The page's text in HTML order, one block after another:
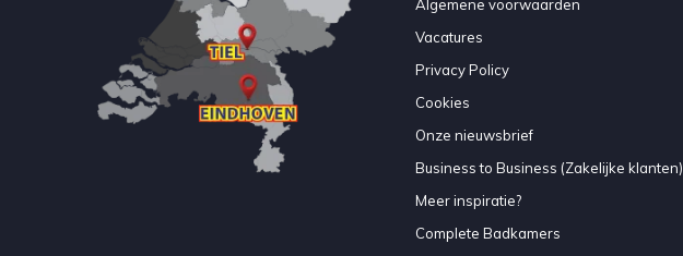
Algemene voorwaarden
Vacatures
Privacy Policy
Cookies
Onze nieuwsbrief
Business to Business (Zakelijke klanten)
Meer inspiratie?
Complete Badkamers